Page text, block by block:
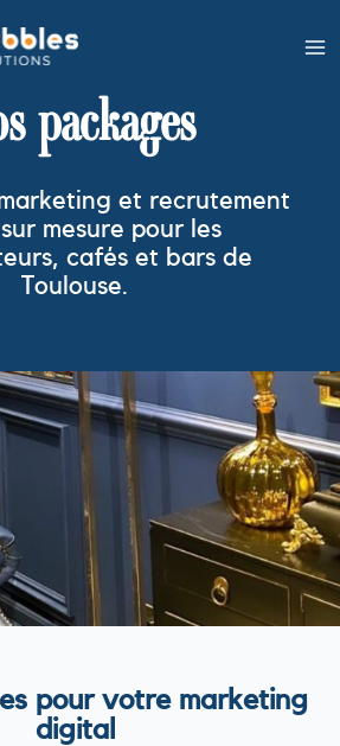
packages
et recrutement
mesure pour les
cafés et bars de
Toulouse.
pour votre marketing
digital